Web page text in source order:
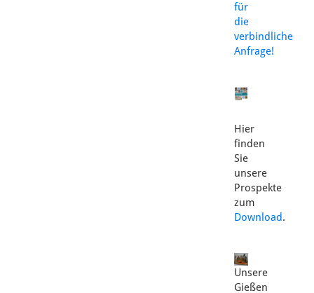
für
die
verbindliche
Anfrage!
Hier
finden
Sie
unsere
Prospekte
zum
Download.
Unsere
Gießen